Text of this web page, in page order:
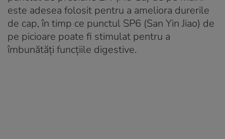
este adesea folosit pentru a ameliora durerile
de cap, în timp ce punctul SP6 (San Yin Jiao) de
pe picioare poate fi stimulat pentru a
îmbunătăți funcțiile digestive.